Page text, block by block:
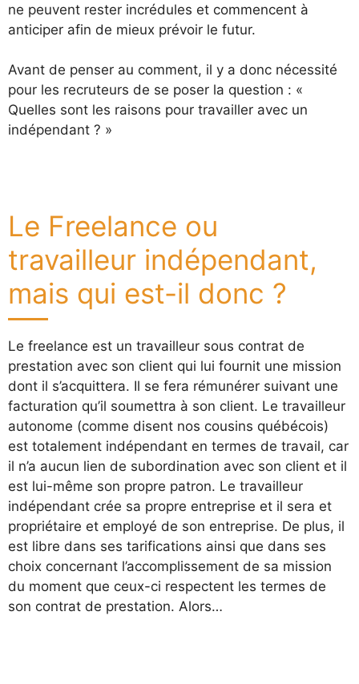
ne peuvent rester incrédules et commencent à
anticiper afin de mieux prévoir le futur.
Avant de penser au comment, il y a donc nécessité
pour les recruteurs de se poser la question : «
Quelles sont les raisons pour travailler avec un
indépendant ? »
Le Freelance ou
travailleur indépendant,
mais qui est-il donc ?
Le freelance est un travailleur sous contrat de
prestation avec son client qui lui fournit une mission
dont il s’acquittera. Il se fera rémunérer suivant une
facturation qu’il soumettra à son client. Le travailleur
autonome (comme disent nos cousins québécois)
est totalement indépendant en termes de travail, car
il n’a aucun lien de subordination avec son client et il
est lui-même son propre patron. Le travailleur
indépendant crée sa propre entreprise et il sera et
propriétaire et employé de son entreprise. De plus, il
est libre dans ses tarifications ainsi que dans ses
choix concernant l’accomplissement de sa mission
du moment que ceux-ci respectent les termes de
son contrat de prestation. Alors…